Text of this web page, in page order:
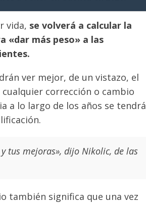
vida, se volverá a calcular la
«dar más peso» a las
ver mejor, de un vistazo, el
corrección o cambio
a lo largo de los años se tendrá
tus mejoras», dijo Nikolic, de las
también significa que una vez